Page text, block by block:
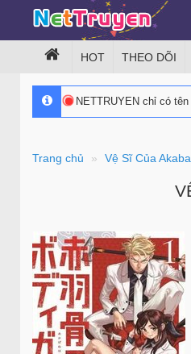
HOT THEO DÕI
NETTRUYEN chỉ có tên
Trang chủ Vệ Sĩ Của